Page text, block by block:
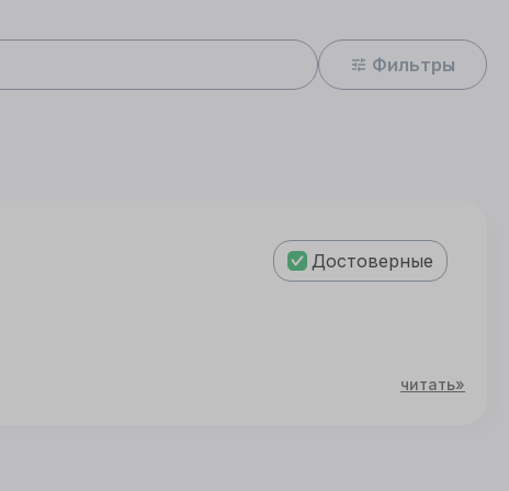
Фильтры
Достоверные
читать»